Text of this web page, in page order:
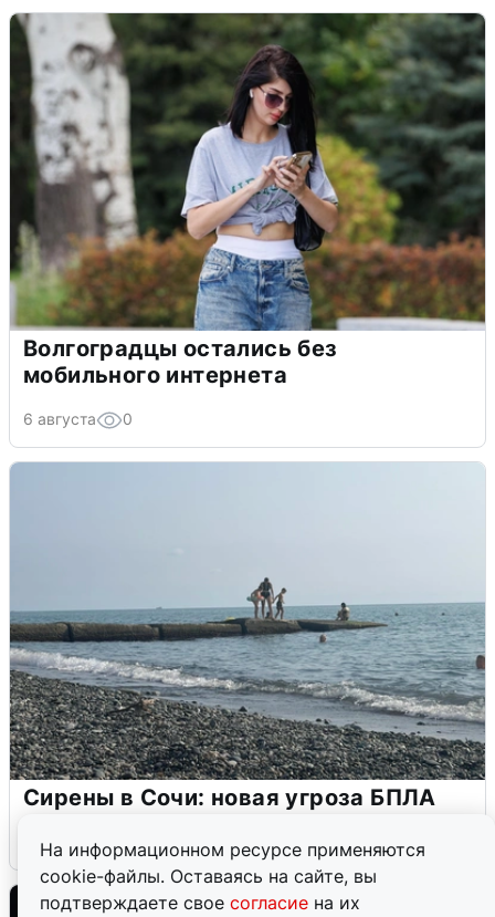
На информационном ресурсе применяются
cookie-файлы. Оставаясь на сайте, вы
подтверждаете свое согласие на их
Волгоградцы остались без
мобильного интернета
6 августа 0
Сирены в Сочи: новая угроза БПЛА
6 августа